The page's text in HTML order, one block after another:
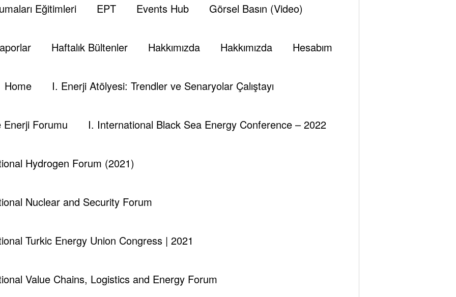
Eğitimleri EPT Events Hub Görsel Basın (Video)
Haftalık Bültenler Hakkımızda Hakkımızda Hesabım
Home I. Enerji Atölyesi: Trendler ve Senaryolar Çalıştayı
Enerji Forumu I. International Black Sea Energy Conference – 2022
Hydrogen Forum (2021)
Nuclear and Security Forum
Turkic Energy Union Congress | 2021
Value Chains, Logistics and Energy Forum
İlgi̇nç Sorular Ve Yanitları: Çeşitli Gelişmelerden Örnekler
Etti̇ler?